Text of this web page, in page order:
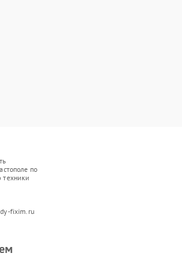
по
техники
fixim.ru